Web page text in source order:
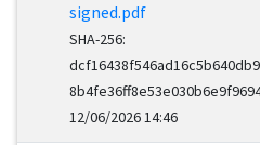
signed.pdf
SHA-256:
12/06/2026 14:46